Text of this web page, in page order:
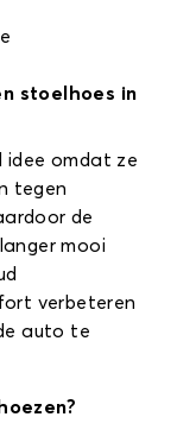
stoelhoes in
idee omdat ze
tegen
de
mooi
verbeteren
auto te